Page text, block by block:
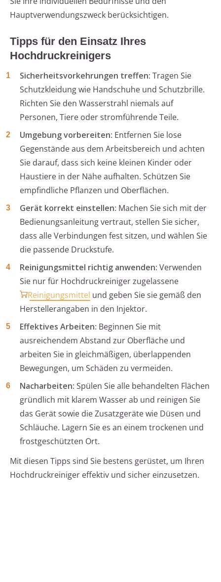
Hauptverwendungszweck berücksichtigen.
Tipps für den Einsatz Ihres
Hochdruckreinigers
Sicherheitsvorkehrungen treffen: Tragen Sie
Schutzkleidung wie Handschuhe und Schutzbrille.
Richten Sie den Wasserstrahl niemals auf
Personen, Tiere oder stromführende Teile.
Umgebung vorbereiten: Entfernen Sie lose
Gegenstände aus dem Arbeitsbereich und achten
Sie darauf, dass sich keine kleinen Kinder oder
Haustiere in der Nähe aufhalten. Schützen Sie
empfindliche Pflanzen und Oberflächen.
Gerät korrekt einstellen: Machen Sie sich mit der
Bedienungsanleitung vertraut, stellen Sie sicher,
dass alle Verbindungen fest sitzen, und wählen Sie
die passende Druckstufe.
Reinigungsmittel richtig anwenden: Verwenden
Sie nur für Hochdruckreiniger zugelassene
Reinigungsmittel und geben Sie sie gemäß den
Herstellerangaben in den Injektor.
Effektives Arbeiten: Beginnen Sie mit
ausreichendem Abstand zur Oberfläche und
arbeiten Sie in gleichmäßigen, überlappenden
Bewegungen, um Schäden zu vermeiden.
Nacharbeiten: Spülen Sie alle behandelten Flächen
gründlich mit klarem Wasser ab und reinigen Sie
das Gerät sowie die Zusatzgeräte wie Düsen und
Schläuche. Lagern Sie es an einem trockenen und
frostgeschützten Ort.
Mit diesen Tipps sind Sie bestens gerüstet, um Ihren
Hochdruckreiniger effektiv und sicher einzusetzen.